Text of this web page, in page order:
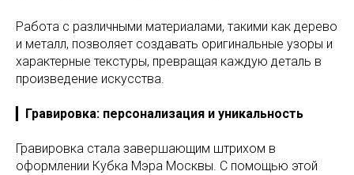
Работа с различными материалами, такими как дерево
и металл, позволяет создавать оригинальные узоры и
характерные текстуры, превращая каждую деталь в
произведение искусства.
Гравировка: персонализация и уникальность
Гравировка стала завершающим штрихом в
оформлении Кубка Мэра Москвы. С помощью этой